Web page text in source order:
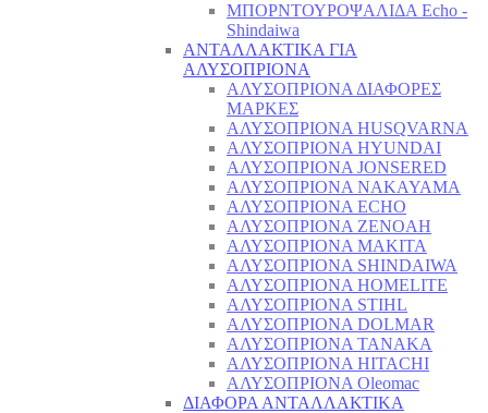
ΜΠΟΡΝΤΟΥΡΟΨΑΛΙΔΑ Echo -
Shindaiwa
ΑΝΤΑΛΛΑΚΤΙΚΑ ΓΙΑ
ΑΛΥΣΟΠΡΙΟΝΑ
ΑΛΥΣΟΠΡΙΟΝΑ ΔΙΑΦΟΡΕΣ
ΜΑΡΚΕΣ
ΑΛΥΣΟΠΡΙΟΝΑ HUSQVARNA
ΑΛΥΣΟΠΡΙΟΝΑ HYUNDAI
ΑΛΥΣΟΠΡΙΟΝΑ JONSERED
ΑΛΥΣΟΠΡΙΟΝΑ NAKAYAMA
ΑΛΥΣΟΠΡΙΟΝΑ ECHO
ΑΛΥΣΟΠΡΙΟΝΑ ZENOAH
ΑΛΥΣΟΠΡΙΟΝΑ MAKITA
ΑΛΥΣΟΠΡΙΟΝΑ SHINDAIWA
ΑΛΥΣΟΠΡΙΟΝΑ HOMELITE
ΑΛΥΣΟΠΡΙΟΝΑ STIHL
ΑΛΥΣΟΠΡΙΟΝΑ DOLMAR
ΑΛΥΣΟΠΡΙΟΝΑ TANAKA
ΑΛΥΣΟΠΡΙΟΝΑ HITACHI
ΑΛΥΣΟΠΡΙΟΝΑ Oleomac
ΔΙΑΦΟΡΑ ΑΝΤΑΛΛΑΚΤΙΚΑ